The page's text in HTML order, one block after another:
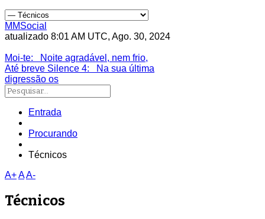
MMSocial
atualizado 8:01 AM UTC, Ago. 30, 2024
Moi-te: Noite agradável, nem frio,
Até breve Silence 4: Na sua última
digressão os
Entrada
Procurando
Técnicos
A+AA-
Técnicos